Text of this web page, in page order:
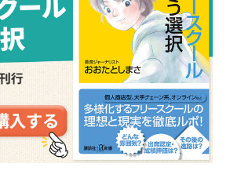
送より17言語に翻訳されて各国に放
読劇として発信された。 近年で
え』が英訳刊行され、アメリカでベ
２１に選定されるなど、海外での評
。日本ペンクラブ子どもの本委員会